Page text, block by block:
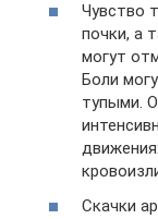
Чувство
почки, а
могут
Боли
тупыми.
Скачки